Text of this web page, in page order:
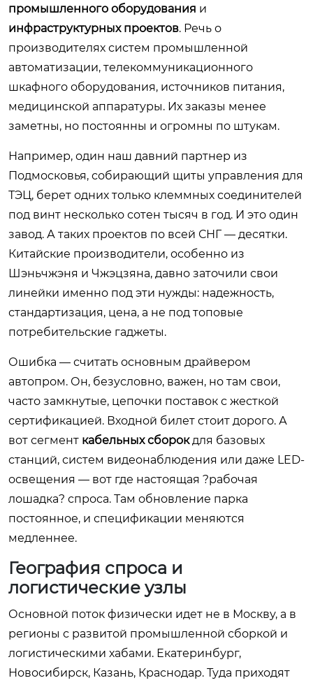
промышленного оборудования и
инфраструктурных проектов. Речь о
производителях систем промышленной
автоматизации, телекоммуникационного
шкафного оборудования, источников питания,
медицинской аппаратуры. Их заказы менее
заметны, но постоянны и огромны по штукам.
Например, один наш давний партнер из
Подмосковья, собирающий щиты управления для
ТЭЦ, берет одних только клеммных соединителей
под винт несколько сотен тысяч в год. И это один
завод. А таких проектов по всей СНГ — десятки.
Китайские производители, особенно из
Шэньчжэня и Чжэцзяна, давно заточили свои
линейки именно под эти нужды: надежность,
стандартизация, цена, а не под топовые
потребительские гаджеты.
Ошибка — считать основным драйвером
автопром. Он, безусловно, важен, но там свои,
часто замкнутые, цепочки поставок с жесткой
сертификацией. Входной билет стоит дорого. А
вот сегмент кабельных сборокдля базовых
станций, систем видеонаблюдения или даже LED-
освещения — вот где настоящая ?рабочая
лошадка? спроса. Там обновление парка
постоянное, и спецификации меняются
медленнее.
География спроса и
логистические узлы
Основной поток физически идет не в Москву, а в
регионы с развитой промышленной сборкой и
логистическими хабами. Екатеринбург,
Новосибирск, Казань, Краснодар. Туда приходят